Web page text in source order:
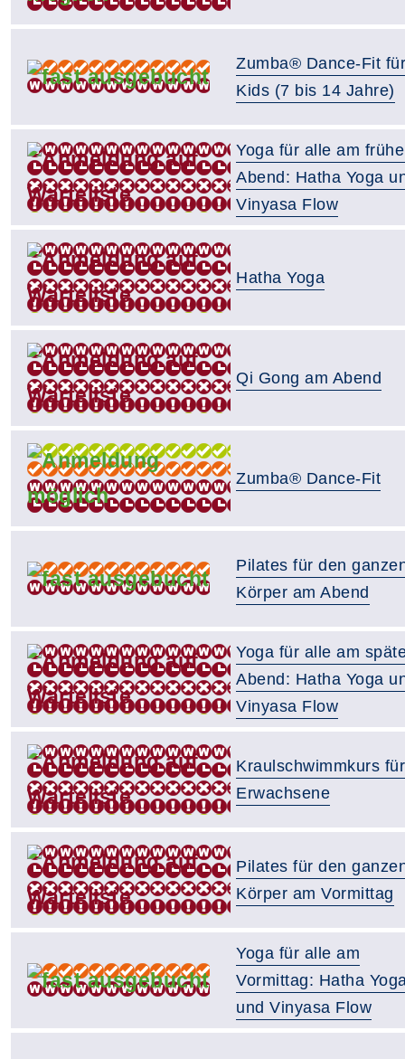
Zumba® Dance-Fit für
Kids (7 bis 14 Jahre)
Yoga für alle am
Abend: Hatha Yoga
Vinyasa Flow
Hatha Yoga
Qi Gong am Abend
Zumba® Dance-Fit
Pilates für den
Körper am Abend
Yoga für alle am
Abend: Hatha Yoga
Vinyasa Flow
Kraulschwimmkurs für
Erwachsene
Pilates für den
Körper am Vormittag
Yoga für alle am
Vormittag: Hatha
und Vinyasa Flow